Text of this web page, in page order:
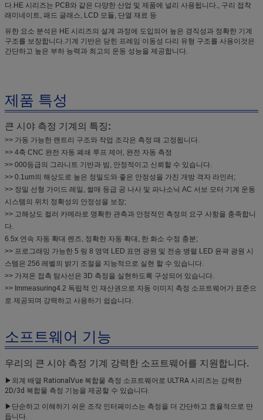
다.HE 시리즈는 PCB와 같은 다양한 산업 및 제품에 널리 사용됩니다., 구리 접착
래미네이트, 패드 글래스, LCD 모듈, 단열 재료 등
유한 요소 분석은 HE 시리즈의 설계 과정에 도입되어 높은 경직성과 정확한 기계
구조를 보장합니다.기계 기반은 닫힌 프레임 이동성 다리 유형 구조를 사용이것은
간단하고 높은 부하 능력과 최고의 운동 성능을 제공합니다.
제품 특성
큰 시야 측정 기계의 특징:
>> 가동 가능한 랜트리 구조와 작업 조각은 측정 때 고정됩니다.
>> 4축 CNC 완전 자동 폐쇄 루프 제어, 완전 자동 측정
>> 000등급의 그라니트 기반과 빔, 안정적이고 신뢰할 수 있습니다.
>> 0.1um의 해상도로 높은 정밀도와 좋은 안정성을 가진 개방 격자 라인러;
>> 정밀 선형 가이드 레일, 썰매 등급 공 나사 및 파나소닉 AC 서보 모터 기계 운동
시스템의 위치 정확성의 안정성을 보장;
>> 고해상도 컬러 카메라로 명확한 관측과 안정적인 측정의 요구 사항을 충족합니
다.
6.5x 연속 자동 확대 렌즈, 정확한 자동 확대, 한 화소 수정 충분;
>> 프로그래밍 가능한 5 링 8 영역 LED 표면 광원 및 전송 병렬 LED 윤곽 광원 시
스템은 256 레벨의 밝기 조절을 지능적으로 실현 할 수 있습니다.
>> 가져온 접촉 탐사선은 3D 측정을 실현하도록 구성되어 있습니다.
>> Immeasuring4.2 독립적 인 재산권으로 자동 이미지 측정 소프트웨어가 표준으
로 제공되며 강력하고 사용하기 쉽습니다.
소프트웨어 기능
우리의 큰 시야 측정 기계 강력한 소프트웨어를 지원합니다.
▶ 외계 배열 RationalVue 복합물 측정 소프트웨어로 ULTRA 시리즈는 강력한
2D/3d 복합물 측정 기능을 제공할 수 있습니다.
▶ 단순하고 이해하기 쉬운 조작 인터페이스는 측정을 더 간단하고 효율적으로 만
듭니다.